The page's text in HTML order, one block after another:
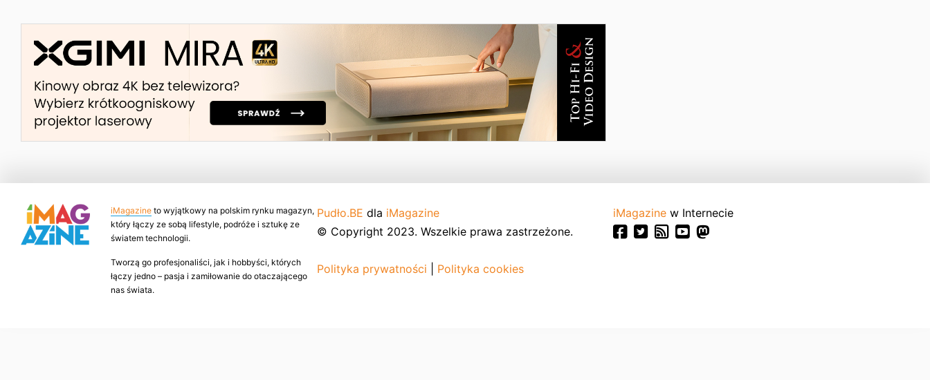
iMagazine to wyjątkowy na polskim rynku magazyn,
który łączy ze sobą lifestyle, podróże i sztukę ze
światem technologii.
Tworzą go profesjonaliści, jak i hobbyści, których
łączy jedno – pasja i zamiłowanie do otaczającego
nas świata.
Pudło.BE dla iMagazine
© Copyright 2023. Wszelkie prawa zastrzeżone.
Polityka prywatności Polityka cookies
iMagazine w Internecie